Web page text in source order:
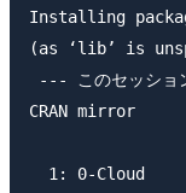
Installing
(as ‘lib’ is
--- このセッショ
CRAN mirror
1: 0-